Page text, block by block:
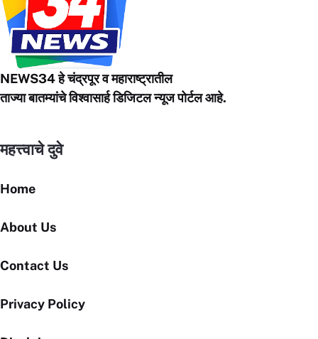
NEWS34 हे चंद्रपूरव महाराष्ट्रातील
ताज्या बातम्यांचे विश्वासार्ह डिजिटल न्यूज पोर्टल आहे.
महत्त्वाचे दुवे
Home
About Us
Contact Us
Privacy Policy